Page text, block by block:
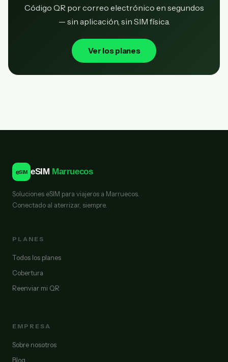
Código QR por correo electrónico en segundos
— sin aplicación, sin SIM física.
Ver los planes
eSIM eSIM Marruecos
Soluciones eSIM para viajeros a Marruecos.
Conectado al aterrizar, siempre.
PLANES
Todos los planes
Cobertura
Reenviar mi QR
EMPRESA
Sobre nosotros
Blog